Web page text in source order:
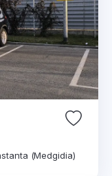
(Medgidia)